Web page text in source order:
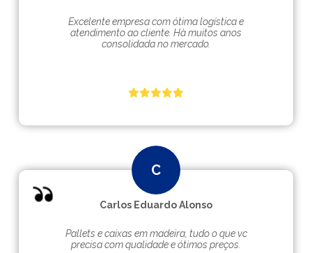
Excelente empresa com ótima logística e
atendimento ao cliente. Hà muitos anos
consolidada no mercado.
Carlos Eduardo Alonso
Pallets e caixas em madeira, tudo o que vc
precisa com qualidade e ótimos preços.